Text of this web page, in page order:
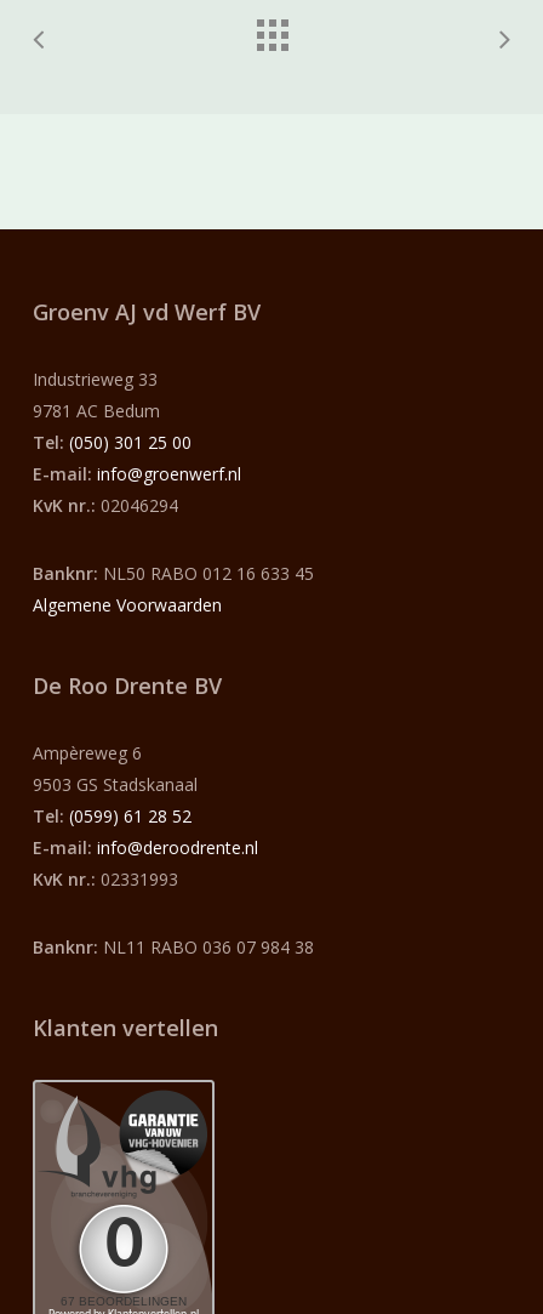
Groenv AJ vd WerfBV
Industrieweg 33
9781 AC Bedum
Tel: (050) 301 25 00
E-mail: info@groenwerf.nl
KvK nr.: 02046294
Banknr: NL50 RABO 012 16 633 45
Algemene Voorwaarden
De Roo Drente BV
Ampèreweg 6
9503 GS Stadskanaal
Tel: (0599) 61 28 52
E-mail: info@deroodrente.nl
KvK nr.: 02331993
Banknr: NL11 RABO 036 07 984 38
Klanten vertellen